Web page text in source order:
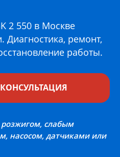
2 550 в Москве
Диагностика, ремонт,
работы.
слабым
насосом, датчиками или